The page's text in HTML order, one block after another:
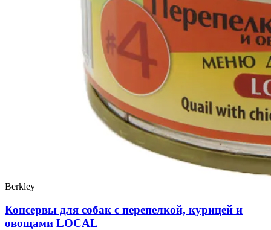
Berkley
Консервы для собак с перепелкой, курицей и
овощами LOCAL